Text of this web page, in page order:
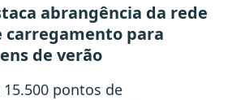
abrangência da rede
carregamento para
de verão
pontos de